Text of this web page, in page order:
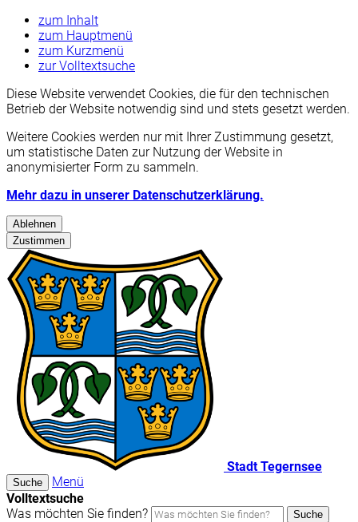
zum Inhalt
zum Hauptmenü
zum Kurzmenü
zur Volltextsuche
Diese Website verwendet Cookies, die für den technischen
Betrieb der Website notwendig sind und stets gesetzt werden.
Weitere Cookies werden nur mit Ihrer Zustimmung gesetzt,
um statistische Daten zur Nutzung der Website in
anonymisierter Form zu sammeln.
Mehr dazu in unserer Datenschutzerklärung.
Ablehnen
Zustimmen
Stadt Tegernsee
Suche
Menü
Volltextsuche
Was möchten Sie finden?
Suche